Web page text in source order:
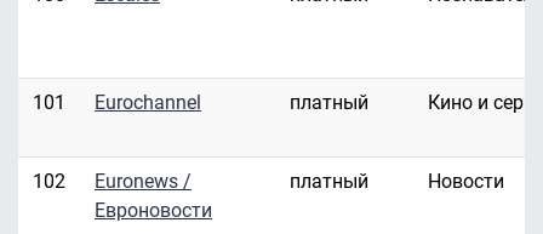
101 Eurochannel платный Кино и
102
Euronews /
Евроновости
платный Новости